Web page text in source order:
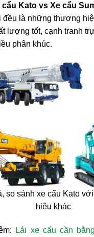
cẩu Kato vs Xe cẩu
đều là những thương
lượng tốt, cạnh tranh
phân khúc.
so sánh xe cẩu Kato
hiệu khác
Lái xe cẩu cần